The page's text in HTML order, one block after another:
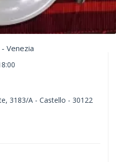
Venezia
3183/A - Castello - 30122